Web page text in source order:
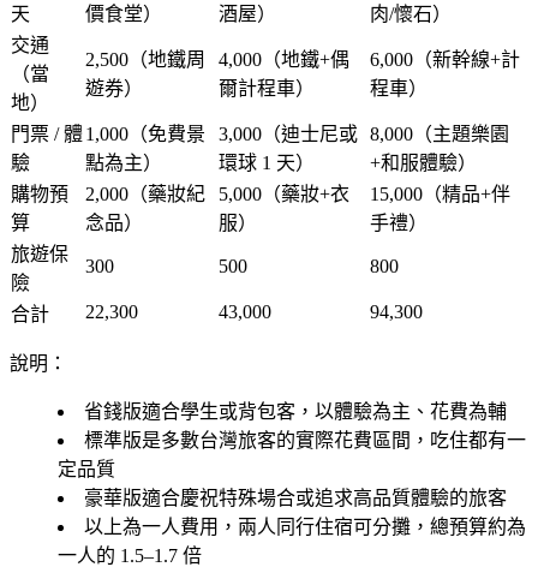
天
價食堂）
酒屋）
肉/懷石）
交通
（當
地）
2,500（地鐵周
遊券）
4,000（地鐵+偶
爾計程車）
6,000（新幹線+計
程車）
門票 / 體
驗
1,000（免費景
點為主）
3,000（迪士尼或
環球 1 天）
8,000（主題樂園
+和服體驗）
購物預
算
2,000（藥妝紀
念品）
5,000（藥妝+衣
服）
15,000（精品+伴
手禮）
旅遊保
險
300 500 800
合計 22,300 43,000 94,300
說明 ：
省錢版適合學生或背包客，以體驗為主、花費為輔
標準版是多數台灣旅客的實際花費區間，吃住都有一
定品質
豪華版適合慶祝特殊場合或追求高品質體驗的旅客
以上為一人費用，兩人同行住宿可分攤，總預算約為
一人的 1.5–1.7 倍